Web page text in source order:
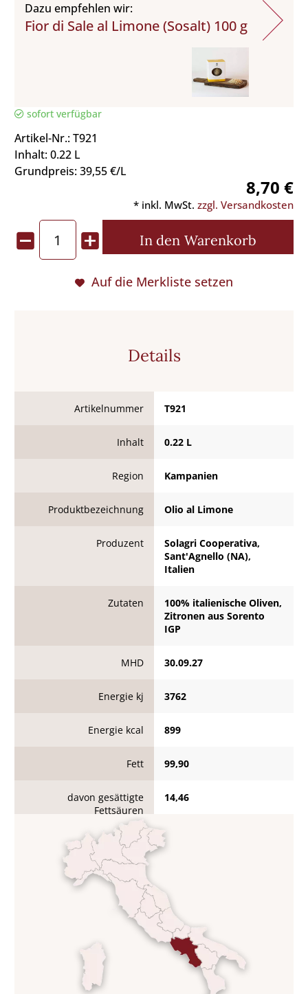
Dazu empfehlen wir:
Fior di Sale al Limone (Sosalt) 100 g
sofort verfügbar
Artikel-Nr.: T921
Inhalt: 0.22 L
Grundpreis: 39,55 €/L
8,70 €
* inkl. MwSt.zzgl. Versandkosten
In den Warenkorb
Auf die Merkliste setzen
Details
Artikelnummer T921
Inhalt 0.22 L
Region Kampanien
Produktbezeichnung Olio al Limone
Produzent
Solagri Cooperativa,
Sant'Agnello (NA),
Italien
Zutaten
100% italienische Oliven,
Zitronen aus Sorento
IGP
MHD 30.09.27
Energie kj 3762
Energie kcal 899
Fett 99,90
davon gesättigte
Fettsäuren
14,46